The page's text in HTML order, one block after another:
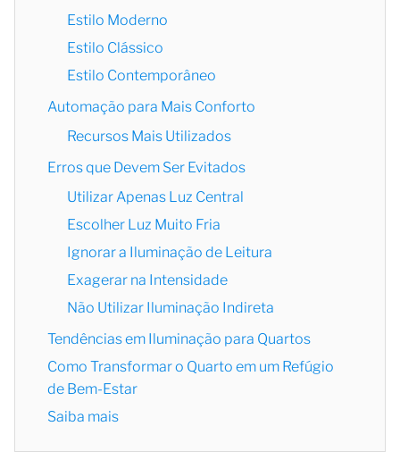
Estilo Moderno
Estilo Clássico
Estilo Contemporâneo
Automação para Mais Conforto
Recursos Mais Utilizados
Erros que Devem Ser Evitados
Utilizar Apenas Luz Central
Escolher Luz Muito Fria
Ignorar a Iluminação de Leitura
Exagerar na Intensidade
Não Utilizar Iluminação Indireta
Tendências em Iluminação para Quartos
Como Transformar o Quarto em um Refúgio
de Bem-Estar
Saiba mais